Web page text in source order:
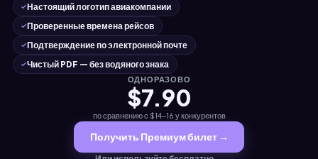
Настоящий логотип авиакомпании
Проверенные времена рейсов
Подтверждение по электронной почте
Чистый PDF — без водяного знака
ОДНОРАЗОВО
$7.90
по сравнению с $14–16 у конкурентов
Получить Премиум билет →